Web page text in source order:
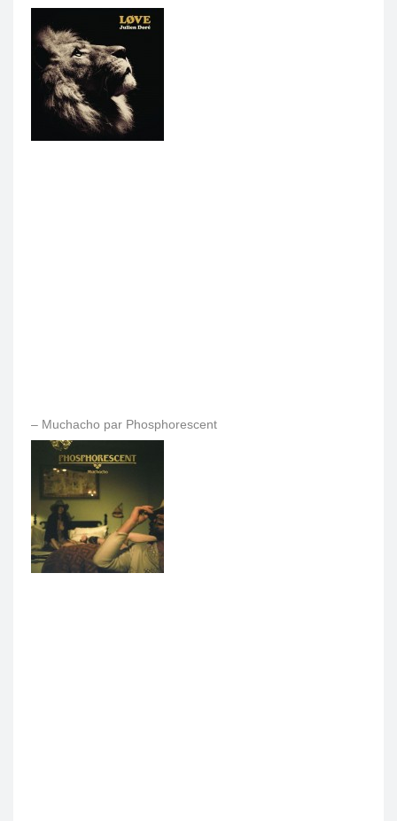
– Muchacho par Phosphorescent